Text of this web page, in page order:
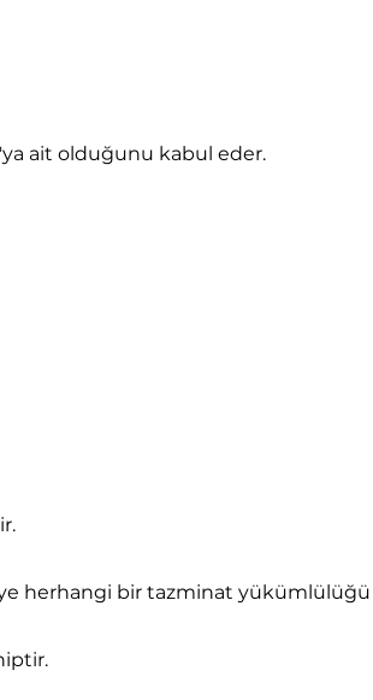
ait olduğunu kabul eder.
herhangi bir tazminat